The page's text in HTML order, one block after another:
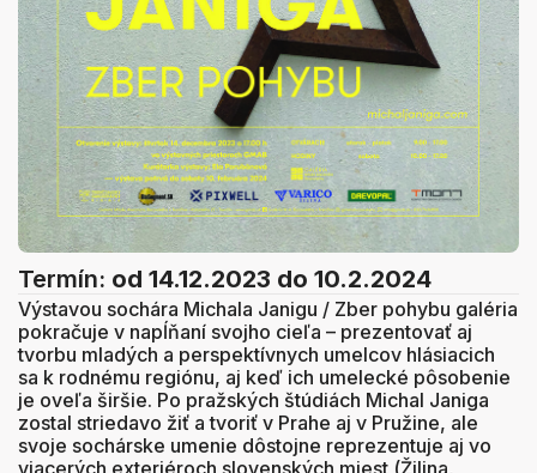
Termín: od 14.12.2023 do 10.2.2024
Výstavou sochára Michala Janigu / Zber pohybu galéria
pokračuje v napĺňaní svojho cieľa – prezentovať aj
tvorbu mladých a perspektívnych umelcov hlásiacich
sa k rodnému regiónu, aj keď ich umelecké pôsobenie
je oveľa širšie. Po pražských štúdiách Michal Janiga
zostal striedavo žiť a tvoriť v Prahe aj v Pružine, ale
svoje sochárske umenie dôstojne reprezentuje aj vo